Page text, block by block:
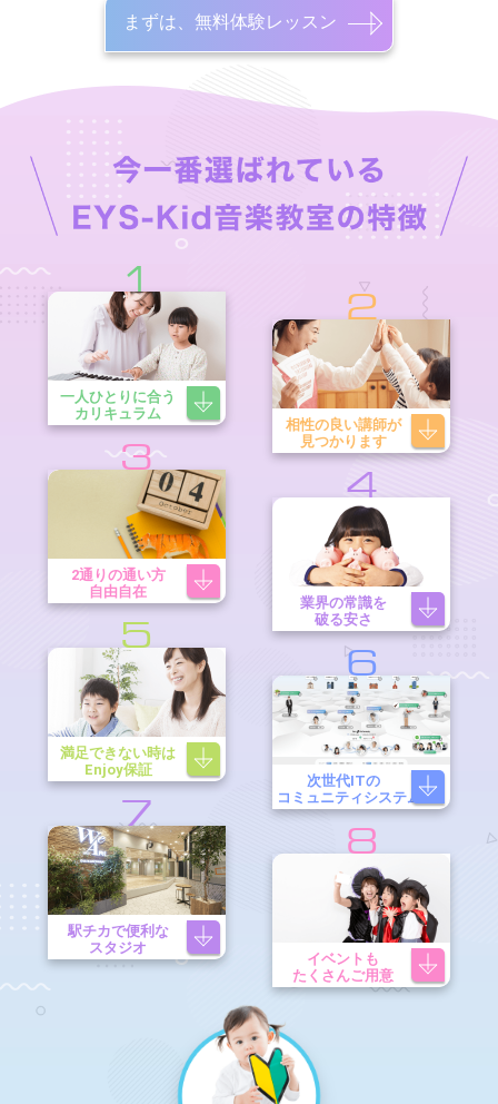
まずは、無料体験レッスン
1
一人ひとりに合う
カリキュラム
2
相性の良い講師が
見つかります
3
2通りの通い方
自由自在
4
業界の常識を
破る安さ
5
満足できない時は
Enjoy保証
6
次世代ITの
コミュニティシステム
7
駅チカで便利な
スタジオ
8
イベントも
たくさんご用意